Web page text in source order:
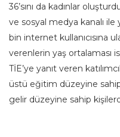
36’sını da kadınlar
ve sosyal medya kanalı ile
bin internet kullanıcısına
verenlerin yaş ortalaması
TİE’ye yanıt veren
üstü eğitim düzeyine
gelir düzeyine sahip